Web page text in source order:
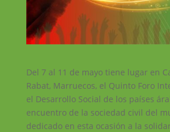
Del 7 al 11 de mayo tiene lugar en
Rabat, Marruecos, el Quinto Foro
el Desarrollo Social de los países
encuentro de la sociedad civil del
dedicado en esta ocasión a la